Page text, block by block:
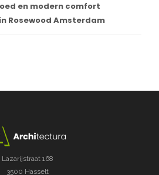
en modern comfort
Rosewood Amsterdam
Lazarijstraat 168
3500 Hasselt